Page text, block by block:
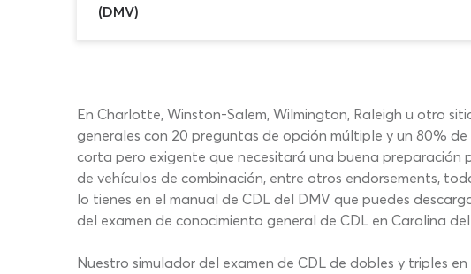
(DMV)
En Charlotte, Winston-Salem, Wilmington, Raleigh u otro
generales con 20 preguntas de opción múltiple y un 80%
corta pero exigente que necesitará una buena preparación
de vehículos de combinación, entre otros endorsements,
lo tienes en el manual de CDL del DMV que puedes
del examen de conocimiento general de CDL en Carolina
Nuestro simulador del examen de CDL de dobles y triples